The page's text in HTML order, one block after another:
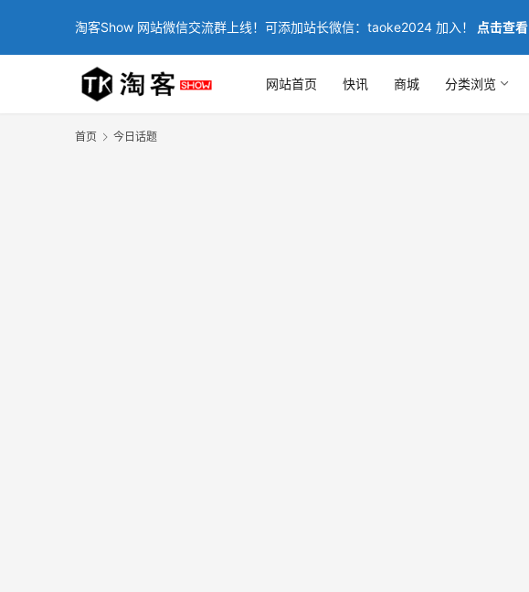
淘客Show 网站微信交流群上线！可添加站长微信：taoke2024 加入！ 点击查看
网站首页 快讯 商城 分类浏览
首页 今日话题